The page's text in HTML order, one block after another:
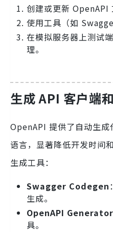
创建或更新 OpenAPI
使用工具（如
在模拟服务器上测试
理。
生成 API 客户端
OpenAPI 提供了自动生
语言，显著降低开发时间
生成工具：
Swagger Codegen
生成。
OpenAPI Generator
具。